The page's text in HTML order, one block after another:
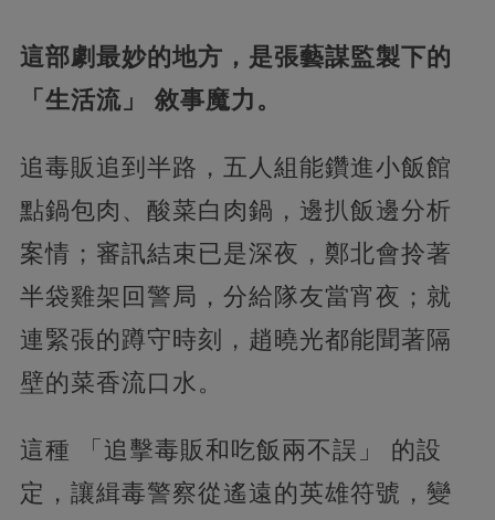
這部劇最妙的地方，是張藝謀監製下的
「生活流」 敘事魔力。
追毒販追到半路，五人組能鑽進小飯館
點鍋包肉、酸菜白肉鍋，邊扒飯邊分析
案情；審訊結束已是深夜，鄭北會拎著
半袋雞架回警局，分給隊友當宵夜；就
連緊張的蹲守時刻，趙曉光都能聞著隔
壁的菜香流口水。
這種 「追擊毒販和吃飯兩不誤」 的設
定，讓緝毒警察從遙遠的英雄符號，變